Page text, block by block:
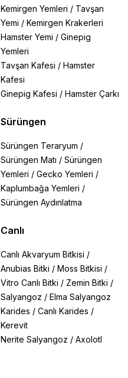
Kemirgen Yemleri / Tavşan
Yemi / Kemirgen Krakerleri
Hamster Yemi / Ginepig
Yemleri
Tavşan Kafesi / Hamster
Kafesi
Ginepig Kafesi / Hamster Çarkı
Sürüngen
Sürüngen Teraryum /
Sürüngen Matı / Sürüngen
Yemleri / Gecko Yemleri /
Kaplumbağa Yemleri /
Sürüngen Aydınlatma
Canlı
Canlı Akvaryum Bitkisi /
Anubias Bitki / Moss Bitkisi /
Vitro Canlı Bitki / Zemin Bitki /
Salyangoz / Elma Salyangoz
Karides / Canlı Karides /
Kerevit
Nerite Salyangoz / Axolotl